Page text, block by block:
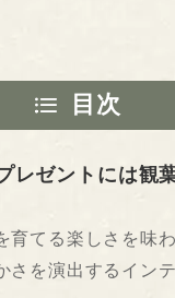
目次
レゼントには観
育てる楽しさを味
さを演出するイン